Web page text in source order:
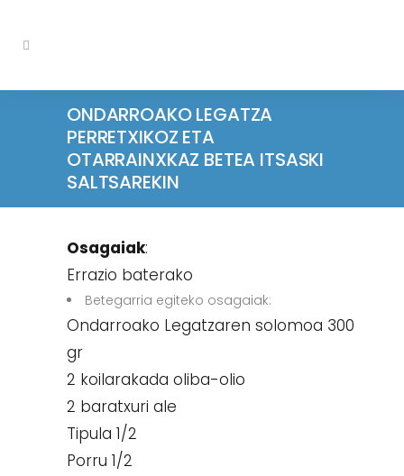
ONDARROAKO LEGATZA
PERRETXIKOZ ETA
OTARRAINXKAZ BETEA ITSASKI
SALTSAREKIN
Osagaiak:
Errazio baterako
Betegarria egiteko osagaiak:
Ondarroako Legatzaren solomoa 300
gr
2 koilarakada oliba-olio
2 baratxuri ale
Tipula 1/2
Porru 1/2